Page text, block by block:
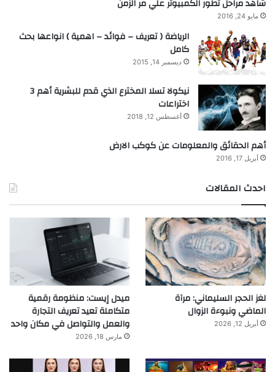
شاهد مراحل تطور الكمبيوتر علي مر الزمن
مايو 24, 2016
الرياضة ( تعريف – فوائد – اهمية ) انواعها بحث
كامل
ديسمبر 14, 2015
نيكولا تسلا المخترع الذي قدم للبشرية أهم 3
اختراعات
أغسطس 12, 2018
أهم الحقائق والمعلومات عن كوكب الارض
أبريل 17, 2016
احدث المقالات
لغز الحجر السليماني: مرآة
الماضي ونبوءة الزوال
أبريل 12, 2026
ميدل إيست: منظومة رقمية
متكاملة تعيد تعريف التجارة
والعمل والتواصل في مكان واحد
مارس 18, 2026